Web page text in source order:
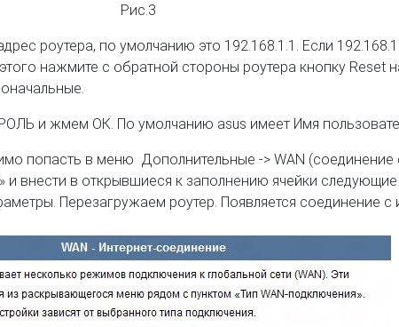
Рис.3
роутера, по умолчанию это 192.168.1.1. Если
нажмите с обратной стороны роутера кнопку Reset
и жмем ОК. По умолчанию asus имеет Имя
попасть в меню Дополнительные -> WAN
и внести в открывшиеся к заполнению ячейки
Перезагружаем роутер. Появляется соединение с